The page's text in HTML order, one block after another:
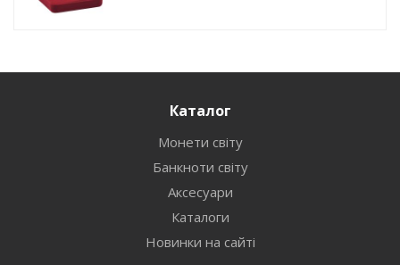
Каталог
Монети світу
Банкноти світу
Аксесуари
Каталоги
Новинки на сайті